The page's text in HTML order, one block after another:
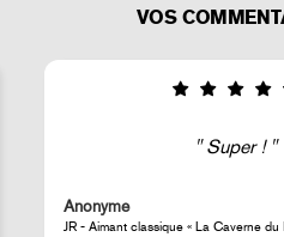
VOS
Good selection of
very fast shipping
steeven d.
Perrotin Store Paris